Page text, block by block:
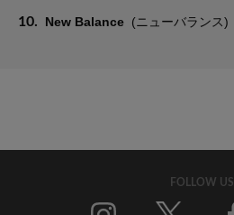
10. New Balance (ニューバランス)
FOLLOW US